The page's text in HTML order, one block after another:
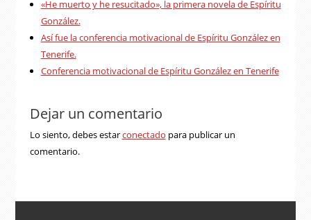
«He muerto y he resucitado», la primera novela de Espíritu
González.
Así fue la conferencia motivacional de Espíritu González en
Tenerife.
Conferencia motivacional de Espíritu González en Tenerife
Dejar un comentario
Lo siento, debes estarconectado para publicar un
comentario.